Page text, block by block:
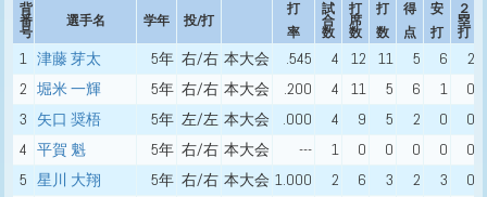
背
番
号
選手名 学年 投/打
打
率
試
合
数
打
席
数
打
数
得
点
安
打
２
塁
打
1 津藤 芽太 5年 右/右 本大会 .545 4 12 11 5 6
2
2 堀米 一輝 5年 右/右 本大会 .200 4 11 5 6 1
0
3
矢口 奨梧 5年 左/左 本大会 .000 4 9 5 2 0
0
4 平賀 魁 5年 右/右 本大会 --- 1 0 0 0 0
0
5 星川 大翔 5年 右/右 本大会 1.000 2 6 3 2 3
0